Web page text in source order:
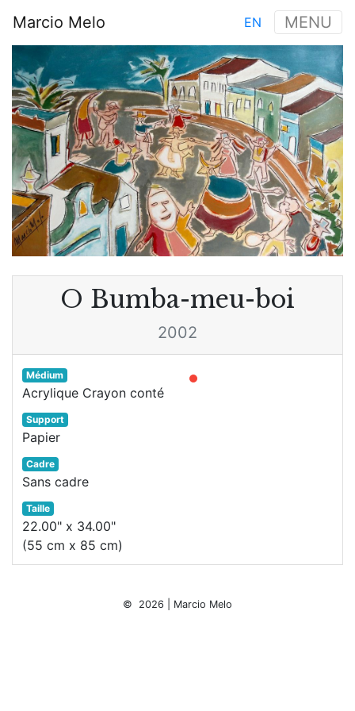
au
contenu
principal
Main
navigation
Marcio Melo MENU
EN
O Bumba-meu-boi
2002
Médium
Acrylique Crayon conté
Support
Papier
Cadre
Sans cadre
Taille
22.00" x 34.00"
(55 cm x 85 cm)
© 2026 | Marcio Melo